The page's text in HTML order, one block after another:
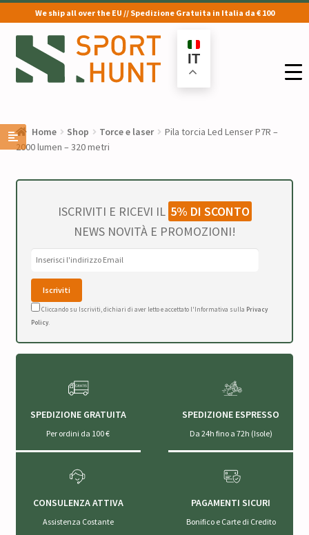
We ship all over the EU // Spedizione Gratuita in Italia da € 100
Vai
alla
navigazione
Vai
al
contenuto
IT
Home Shop Torce e laser
Pila torcia Led Lenser P7R –
2000 lumen – 320 metri
ISCRIVITI E RICEVI IL 5% DI SCONTO
NEWS NOVITÀ E PROMOZIONI!
Cliccando su Iscriviti, dichiari di aver letto e accettato l'Informativa sulla Privacy
Policy.
SPEDIZIONE GRATUITA
Per ordini da 100 €
SPEDIZIONE ESPRESSO
Da 24h fino a 72h (Isole)
CONSULENZA ATTIVA
Assistenza Costante
PAGAMENTI SICURI
Bonifico e Carte di Credito